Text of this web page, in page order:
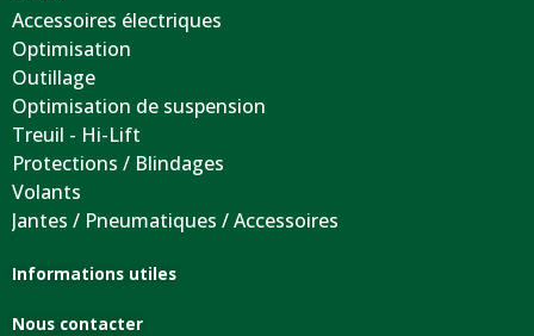
Accessoires électriques
Optimisation
Outillage
Optimisation de suspension
Treuil - Hi-Lift
Protections / Blindages
Volants
Jantes / Pneumatiques / Accessoires
Informations utiles
Nous contacter